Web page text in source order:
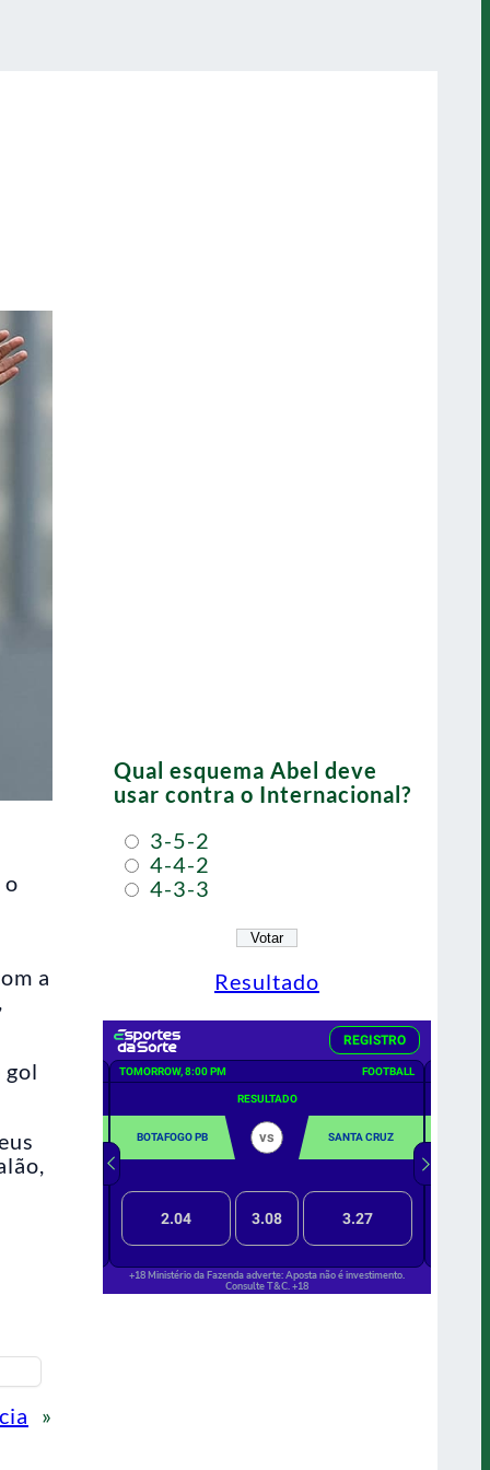
o
a
gol
»
Qual esquema Abel deve
usar contra o Internacional?
3-5-2
4-4-2
4-3-3
Resultado